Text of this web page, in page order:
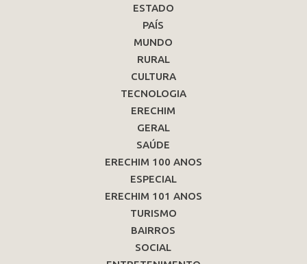
ESTADO
PAÍS
MUNDO
RURAL
CULTURA
TECNOLOGIA
ERECHIM
GERAL
SAÚDE
ERECHIM 100 ANOS
ESPECIAL
ERECHIM 101 ANOS
TURISMO
BAIRROS
SOCIAL